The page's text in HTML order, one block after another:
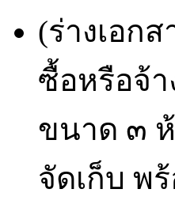
(ร่างเอก
ซื้อหรือจ้า
ขนาด ๓
จัดเก็บ พ